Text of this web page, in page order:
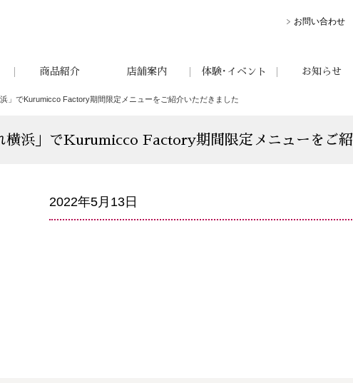
お問い合わせ
商品紹介 店舗案内 体験･イベント お知らせ
浜」でKurumicco Factory期間限定メニューをご紹介いただきました
横浜」でKurumicco Factory期間限定メニューをご
2022年5月13日